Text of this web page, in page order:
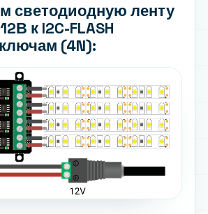
светодиодную ленту
к I2C-FLASH
(4N):